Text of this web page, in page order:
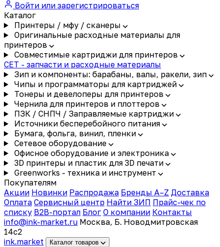
Войти или зарегистрироваться
Каталог
Принтеры / мфу / сканеры
Оригинальные расходные материалы для
принтеров
Совместимые картриджи для принтеров
CET - запчасти и расходные материалы
Зип и компоненты: барабаны, валы, ракели, зип
Чипы и программаторы для картриджей
Тонеры и девелоперы для принтеров
Чернила для принтеров и плоттеров
ПЗК / СНПЧ / Заправляемые картриджи
Источники бесперебойного питания
Бумага, фольга, винил, пленки
Сетевое оборудование
Офисное оборудование и электроника
3D принтеры и пластик для 3D печати
Greenworks - техника и инструмент
Покупателям
Акции Новинки Распродажа Бренды A–Z Доставка
Оплата Сервисный центр Найти ЗИП Прайс-чек по
списку B2B-портал Блог О компании Контакты
info@ink-market.ru Москва, Б. Новодмитровская
14с2
ink.market Каталог товаров